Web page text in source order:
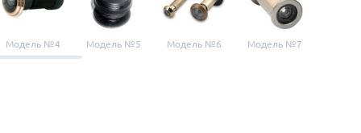
Модель №4 Модель №5 Модель №6 Модель №7